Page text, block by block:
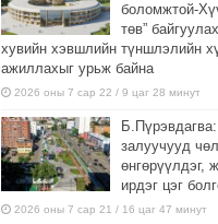
боломжтой-
төв”
хувийн хэвшлийн түншлэлийн
ажиллахыг урьж байна
2026 оны 7 сар 22 / 9 цаг 28 минут
Б.Пүрэвдагва:
залуучууд
өнгөрүүлдэг,
ирдэг цэг
2026 оны 7 сар 21 / 16 цаг 47 минут